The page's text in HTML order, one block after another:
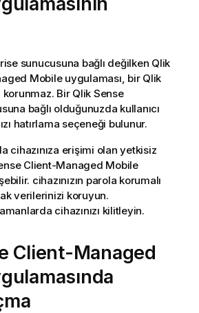
sunucusuna bağlı değilken Qlik
Mobileuygulaması, bir Qlik
Bir Qlik Sense
bağlı olduğunuzda kullanıcı
hatırlama seçeneği bulunur.
cihazınıza erişimi olan yetkisiz
Client-Managed Mobile
cihazınızın parola korumalı
verilerinizi koruyun.
cihazınızı kilitleyin.
Client-Managed